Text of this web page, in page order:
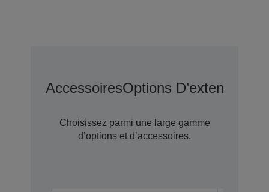
AccessoiresOptions D’extension
Choisissez parmi une large gamme
d’options et d’accessoires.